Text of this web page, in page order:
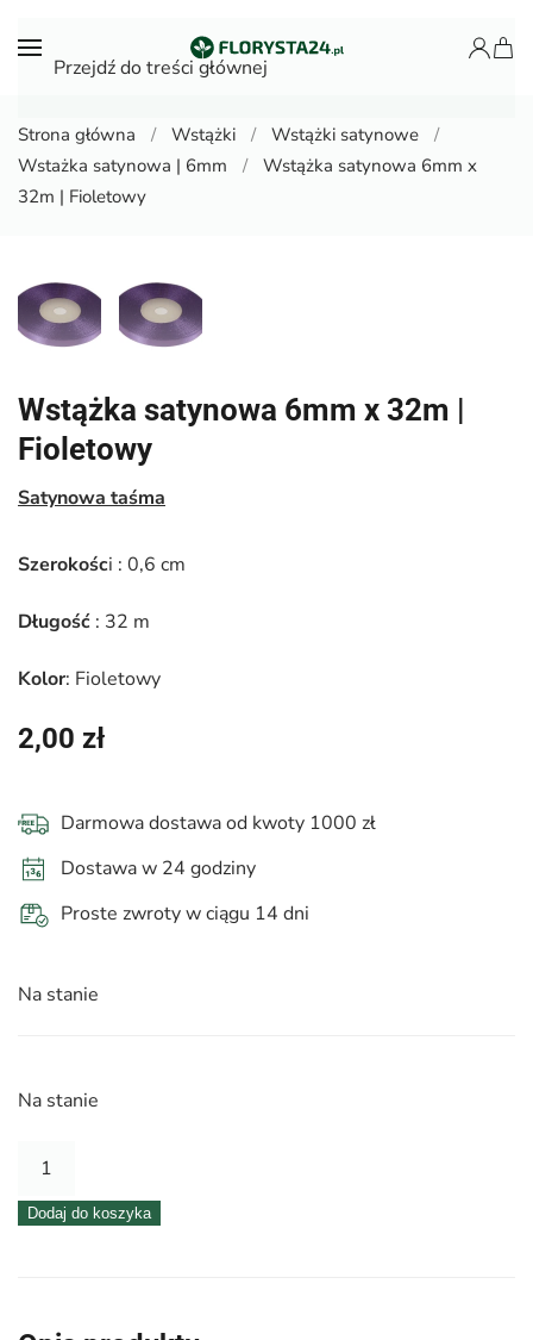
Przejdź do treści głównej
Strona główna Wstążki
Wstążki satynowe
Wstażka satynowa | 6mm
Wstążka satynowa 6mm x
32m | Fioletowy
Wstążka satynowa 6mm x 32m |
Fioletowy
Satynowa taśma
Szerokości : 0,6 cm
Długość : 32 m
Kolor: Fioletowy
2,00 zł
Darmowa dostawa od kwoty 1000 zł
Dostawa w 24 godziny
Proste zwroty w ciągu 14 dni
Na stanie
Na stanie
ilość
satynowa
Dodaj do koszyka